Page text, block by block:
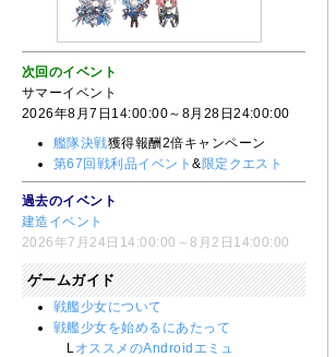
次回のイベント
サマーイベント
2026年8月7日14:00:00～8月28日24:00:00
艦隊決戦獲得報酬2倍キャンペーン
第67回戦利品イベント&限定クエスト
過去のイベント
建造イベント
2026年7月24日14:00:00～8月2日14:00:00
ゲームガイド
戦艦少女について
戦艦少女を始めるにあたって
L オススメのAndroidエミュ